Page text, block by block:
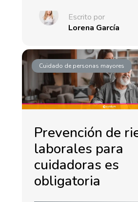
Escrito por
Lorena García
Cuidado de personas mayores
Prevención de
laborales para
cuidadoras es
obligatoria